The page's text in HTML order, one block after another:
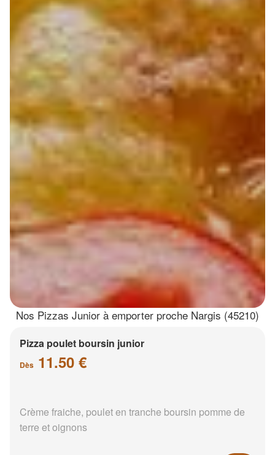
Nos Pizzas Junior à emporter proche Nargis (45210)
Pizza poulet boursin junior
Dès 11.50 €
Crème fraiche, poulet en tranche boursin pomme de
terre et oignons